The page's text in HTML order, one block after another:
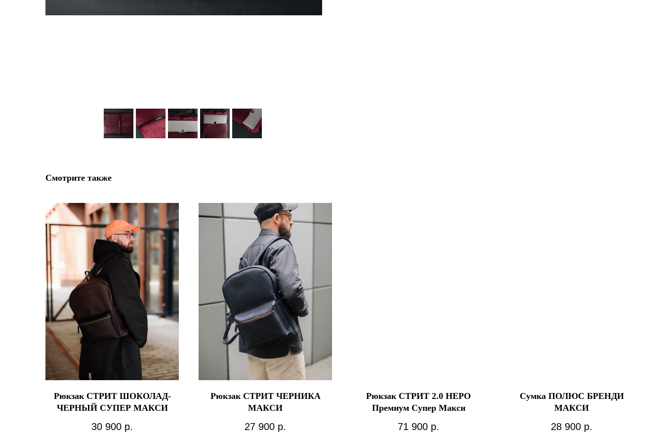
Смотрите также
Рюкзак СТРИТ ШОКОЛАД-
ЧЕРНЫЙ СУПЕР МАКСИ
30 900 р.
Рюкзак СТРИТ ЧЕРНИКА
МАКСИ
27 900 р.
Рюкзак СТРИТ 2.0 НЕРО
Премиум Супер Макси
71 900 р.
Сумка ПОЛЮС БРЕНДИ
МАКСИ
28 900 р.